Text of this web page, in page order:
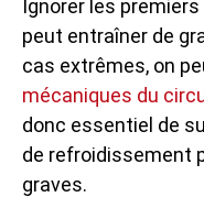
Ignorer les
peut entraîner de
cas extrêmes, on
mécaniques du
donc essentiel de
de refroidissement
graves.